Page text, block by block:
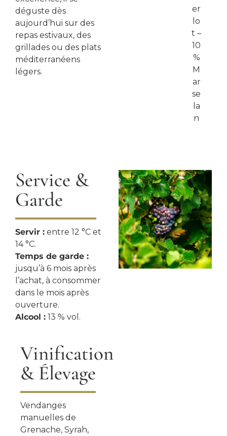
déguste dès
aujourd’hui sur des
repas estivaux, des
grillades ou des plats
méditerranéens
légers.
er
lo
t –
10
%
M
ar
se
la
n
Service &
Garde
Servir : entre 12 °C et
14 °C.
Temps de garde :
jusqu’à 6 mois après
l’achat, à consommer
dans le mois après
ouverture.
Alcool : 13 % vol.
Vinification
& Élevage
Vendanges
manuelles de
Grenache, Syrah,